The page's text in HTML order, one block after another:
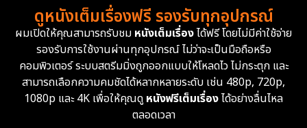
ดูหนังเต็มเรื่องฟรี รองรับทุกอุปกรณ์
ผมเปิดให้คุณสามารถรับชม หนังเต็มเรื่องได้ฟรี โดยไม่มีค่าใช้จ่าย
รองรับการใช้งานผ่านทุกอุปกรณ์ ไม่ว่าจะเป็นมือถือหรือ
คอมพิวเตอร์ ระบบสตรีมมิ่งถูกออกแบบให้โหลดไว ไม่กระตุก และ
สามารถเลือกความคมชัดได้หลากหลายระดับ เช่น 480p, 720p,
1080p และ 4K เพื่อให้คุณดูหนังฟรีเต็มเรื่องได้อย่างลื่นไหล
ตลอดเวลา